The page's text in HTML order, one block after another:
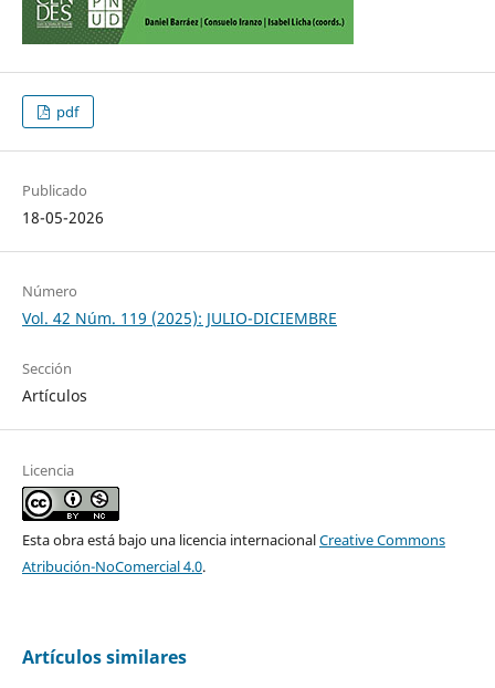
pdf
Publicado
18-05-2026
Número
Vol. 42 Núm. 119 (2025): JULIO-DICIEMBRE
Sección
Artículos
Licencia
Esta obra está bajo una licencia internacionalCreative Commons
Atribución-NoComercial 4.0.
Artículos similares